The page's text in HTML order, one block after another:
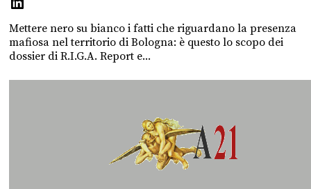
Mettere nero su bianco i fatti che riguardano la presenza
mafiosa nel territorio di Bologna: è questo lo scopo dei
dossier di R.I.G.A. Report e...